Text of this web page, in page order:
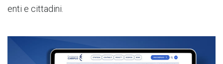
enti e cittadini.